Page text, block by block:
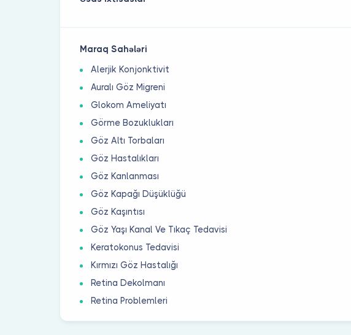
Maraq Sahələri
Alerjik Konjonktivit
Auralı Göz Migreni
Glokom Ameliyatı
Görme Bozuklukları
Göz Altı Torbaları
Göz Hastalıkları
Göz Kanlanması
Göz Kapağı Düşüklüğü
Göz Kaşıntısı
Göz Yaşı Kanal Ve Tıkaç Tedavisi
Keratokonus Tedavisi
Kırmızı Göz Hastalığı
Retina Dekolmanı
Retina Problemleri